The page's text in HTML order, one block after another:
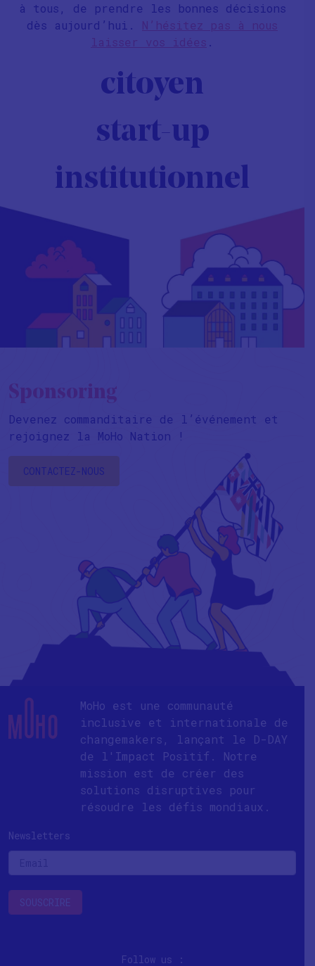
à tous, de prendre les bonnes décisions
dès aujourd’hui. N’hésitez pas à nous
laisser vos idées .
citoyen
start-up
institutionnel
Sponsoring
Devenez commanditaire de l’événement et
rejoignez la MoHo Nation !
CONTACTEZ-NOUS
MoHo est une communauté
inclusive et internationale de
changemakers, lançant le D-DAY
de l'Impact Positif. Notre
mission est de créer des
solutions disruptives pour
résoudre les défis mondiaux.
Newsletters
Follow us :